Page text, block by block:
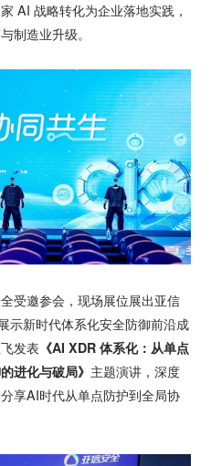
AI 战略转化为企业落地实践，
制造业升级。
受邀参会，现场展位展出亚信
示新时代体系化安全防御前沿成
发表 《AI XDR 体系化：从单点
进化与破局》 主题演讲，深度
享AI时代从单点防护到全局协